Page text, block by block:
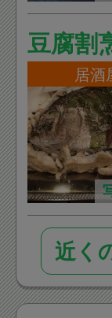
豆腐割
居酒
近く